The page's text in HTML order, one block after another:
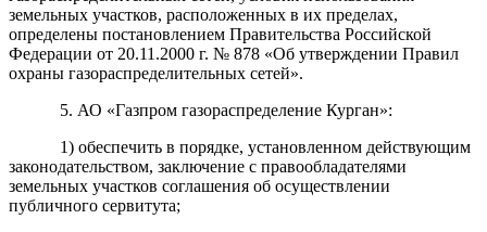
земельных участков, расположенных в их пределах,
определены постановлением Правительства Российской
Федерации от 20.11.2000 г. № 878 «Об утверждении Правил
охраны газораспределительных сетей».
5. АО «Газпром газораспределение Курган»:
1) обеспечить в порядке, установленном действующим
законодательством, заключение с правообладателями
земельных участков соглашения об осуществлении
публичного сервитута;